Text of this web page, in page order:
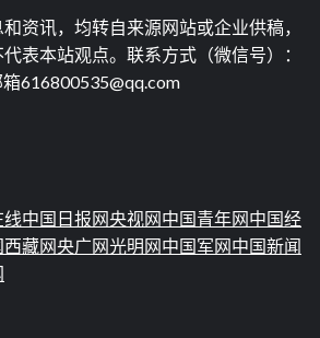
资讯，均转自来源网站或企业供稿，
表本站观点。联系方式（微信号）：
616800535@qq.com
线中国日报网央视网中国青年网中国经
西藏网央广网光明网中国军网中国新闻